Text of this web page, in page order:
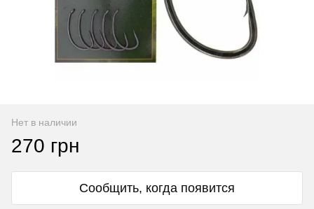
Нет в наличии
270 грн
Сообщить, когда появится